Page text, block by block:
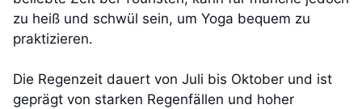
zu heiß und schwül sein, um Yoga bequem zu
praktizieren.
Die Regenzeit dauert von Juli bis Oktober und ist
geprägt von starken Regenfällen und hoher